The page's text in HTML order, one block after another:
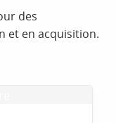
des
et en acquisition.